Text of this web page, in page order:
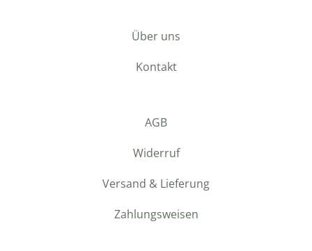
Über uns
Kontakt
AGB
Widerruf
Versand & Lieferung
Zahlungsweisen